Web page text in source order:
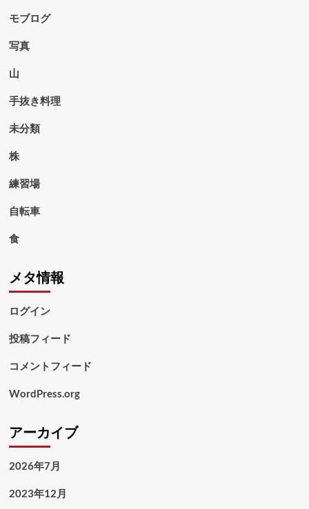
モブログ
写真
山
手抜き料理
未分類
株
練習場
自転車
食
メタ情報
ログイン
投稿フィード
コメントフィード
WordPress.org
アーカイブ
2026年7月
2023年12月